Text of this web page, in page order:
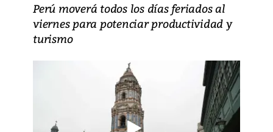
Perú moverá todos los días feriados al
viernes para potenciar productividad y
turismo